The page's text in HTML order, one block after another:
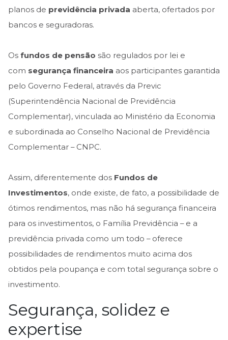
planos de previdência privada aberta, ofertados por
bancos e seguradoras.
Os fundos de pensão são regulados por lei e
com segurança financeira aos participantes garantida
pelo Governo Federal, através da Previc
(Superintendência Nacional de Previdência
Complementar), vinculada ao Ministério da Economia
e subordinada ao Conselho Nacional de Previdência
Complementar – CNPC.
Assim, diferentemente dos Fundos de
Investimentos, onde existe, de fato, a possibilidade de
ótimos rendimentos, mas não há segurança financeira
para os investimentos, o Família Previdência – e a
previdência privada como um todo – oferece
possibilidades de rendimentos muito acima dos
obtidos pela poupança e com total segurança sobre o
investimento.
Segurança, solidez e
expertise